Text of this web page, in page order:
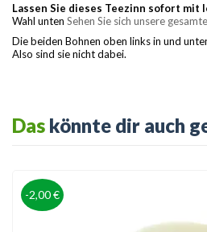
Lassen Sie dieses Teezinn sofort mit
Wahl unten Sehen Sie sich unsere
Die beiden Bohnen oben links in und
Also sind sie nicht dabei.
Das könnte dir auch
-2,00 €